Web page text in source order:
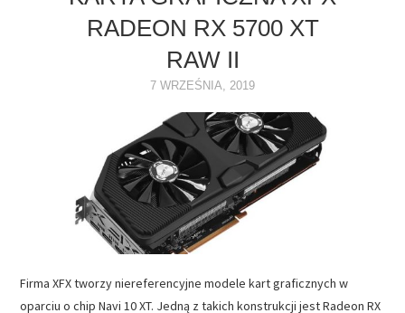
NAPĘDY
OPROGRAMOWANIE
RADEON RX 5700 XT
RAW II
7 WRZEŚNIA, 2019
Firma XFX tworzy niereferencyjne modele kart graficznych w
oparciu o chip Navi 10 XT. Jedną z takich konstrukcji jest Radeon RX